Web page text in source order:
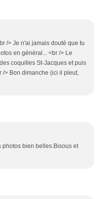
/> Je n'ai jamais douté que tu
en général... <br /> Le
coquilles St-Jacques et puis
/> Bon dimanche (ici il pleut,
photos bien belles.Bisous et